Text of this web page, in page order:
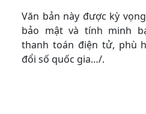
Văn bản này được kỳ
bảo mật và tính minh
thanh toán điện tử, phù
đổi số quốc gia…/.